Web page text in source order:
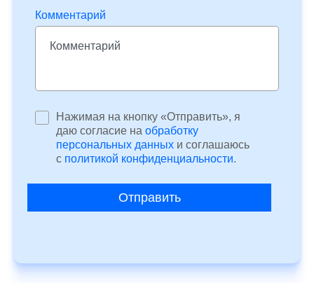
Комментарий
Нажимая на кнопку «Отправить», я
даю согласие на обработку
персональных данных и соглашаюсь
c политикой конфиденциальности.
Отправить